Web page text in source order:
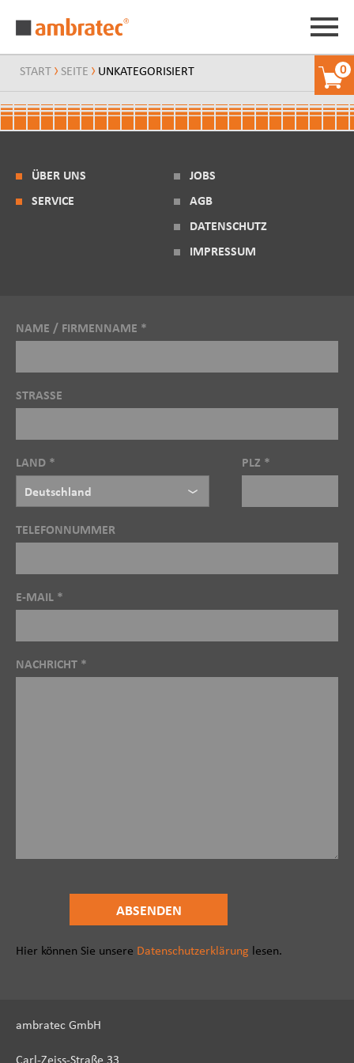
0
START SEITE UNKATEGORISIERT
ÜBER UNS
SERVICE
JOBS
AGB
DATENSCHUTZ
IMPRESSUM
NAME / FIRMENNAME *
STRASSE
LAND * PLZ *
TELEFONNUMMER
E-MAIL *
NACHRICHT *
Hier können Sie unsere Datenschutzerklärung lesen.
ambratec GmbH
Carl-Zeiss-Straße 33